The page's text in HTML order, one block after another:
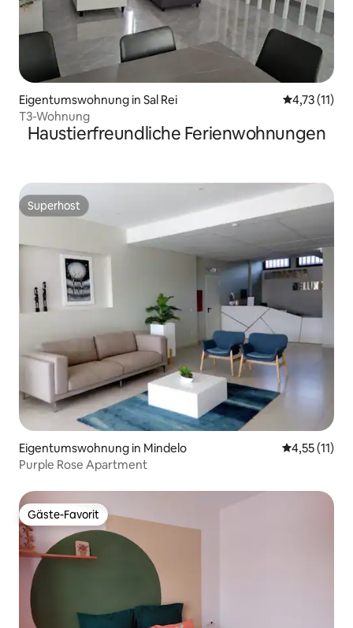
Eigentumswohnung in Sal Rei
4,73 (11)
T3-Wohnung
Haustierfreundliche Ferienwohnungen
Superhost
Superhost
Eigentumswohnung in Mindelo
4,55 (11)
Purple Rose Apartment
Gäste-Favorit
Gäste-Favorit